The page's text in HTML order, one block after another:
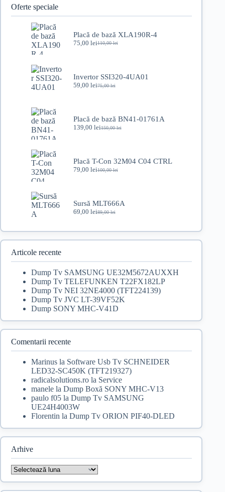
Oferte speciale
Placă de bază XLA190R-4
110,00lei
Prețul
110,00 lei.
75,00 leiPrețul
Invertor SSI320-4UA01
75,00lei
Prețul
75,00 lei.
59,00 leiPrețul
Placă de bază BN41-01761A
150,00lei
Prețul
150,00 lei.
139,00 leiPrețul
Placă T-Con 32M04 C04 CTRL
100,00lei
Prețul
100,00 lei.
79,00 leiPrețul
Sursă MLT666A
89,00lei
Prețul
a
fost:
69,00 leiPrețul
este:
69,00 lei.
Articole recente
Dump Tv SAMSUNG UE32M5672AUXXH
Dump Tv TELEFUNKEN T22FX182LP
Dump Tv NEI 32NE4000 (TFT224139)
Dump Tv JVC LT-39VF52K
Dump SONY MHC-V41D
Comentarii recente
Marinusla Software Usb Tv SCHNEIDER
LED32-SC450K (TFT219327)
radicalsolutions.rola Service
manelela Dump Boxă SONY MHC-V13
paulo f05la Dump Tv SAMSUNG
UE24H4003W
Florentin la Dump Tv ORION PIF40-DLED
Arhive
Arhive